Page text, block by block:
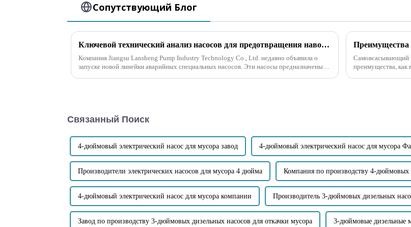
Сопутствующий Блог
Ключевой технический анализ насосов для предотвращения наводнений и аварийных ситуаций
Компания Jiangsu Lansheng Pump Industry Technology Co., Ltd. недавно объявила о
запуске новой линейки аварийных специальных насосов. Эти насосы предназначены
Самовсасывающий
преимущества, как
Связанный Поиск
4-дюймовый электрический насос для мусора завод 4-дюймовый электрический насос для мусора
Производители электрических насосов для мусора 4 дюйма Компания по производству 4-дюймовых
4-дюймовый электрический насос для мусора компании Производитель 3-дюймовых дизельных
Завод по производству 3-дюймовых дизельных насосов для откачки мусора 3-дюймовые дизельные